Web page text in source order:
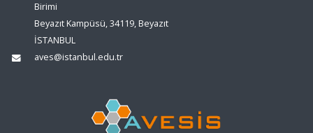
Birimi
Beyazıt Kampüsü, 34119, Beyazıt
İSTANBUL
aves@istanbul.edu.tr